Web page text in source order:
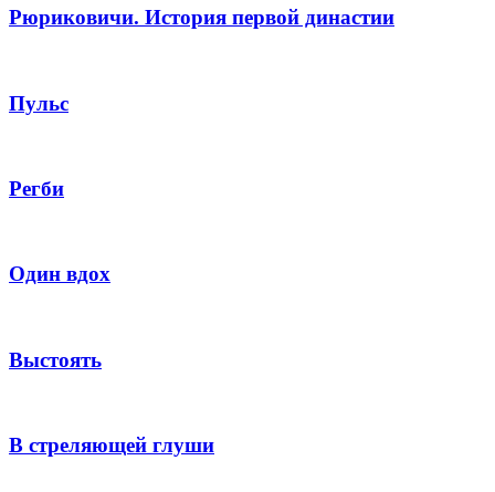
Рюриковичи. История первой династии
Пульс
Регби
Один вдох
Выстоять
В стреляющей глуши